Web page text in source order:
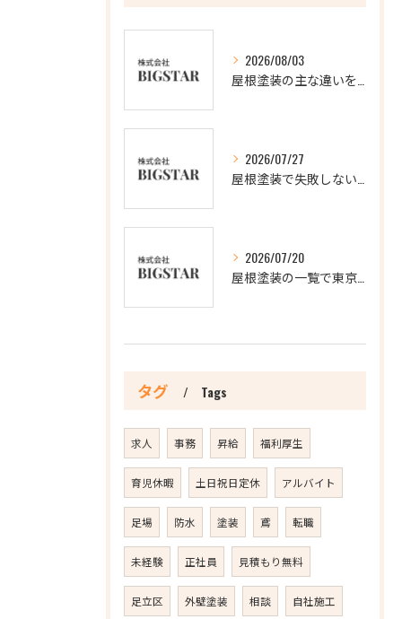
2026/08/03
2026/07/27
2026/07/20
タグ Tags
求人 事務 昇給 福利厚生
育児休暇 土日祝日定休 アルバイト
足場 防水 塗装 鳶 転職
未経験 正社員 見積もり無料
足立区 外壁塗装 相談 自社施工